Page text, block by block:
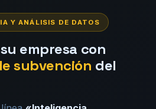
Y ANÁLISIS DE DATOS
empresa con
subvención del